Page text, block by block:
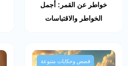
خواطر عن القمر: أجمل
الخواطر والاقتباسات
قصص وحكايات متنوعة